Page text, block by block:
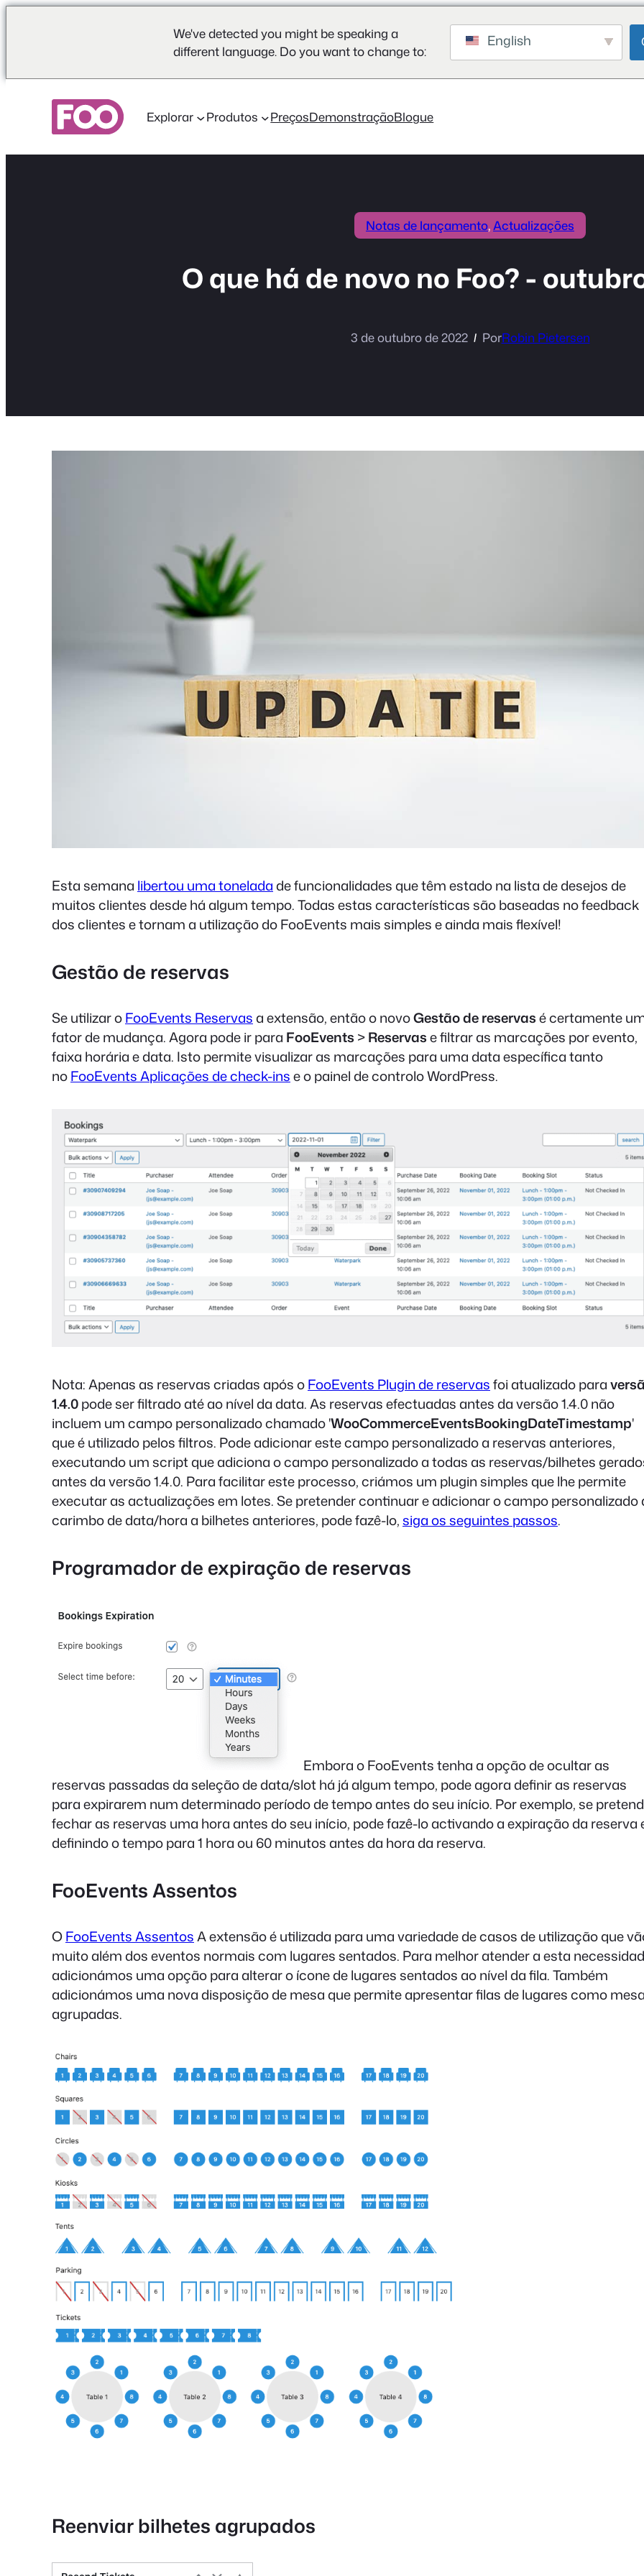
We've detected you might be speaking a
different language. Do you want to change to:
English
Explorar Produtos PreçosDemonstraçãoBlogue
Notas de lançamento, Actualizações
O que há de novo no Foo? -
3 de outubro de 2022 PorRobin Pietersen
Esta semana libertou uma toneladade funcionalidades que têm estado na lista de desejos de
muitos clientes desde há algum tempo. Todas estas características são baseadas no feedback
dos clientes e tornam a utilização do FooEvents mais simples e ainda mais flexível!
Gestão de reservas
Se utilizar oFooEvents Reservasa extensão, então o novoGestão de reservasé certamente
fator de mudança. Agora pode ir para FooEvents >Reservase filtrar as marcações por evento,
faixa horária e data. Isto permite visualizar as marcações para uma data específica tanto
noFooEvents Aplicações de check-inse o painel de controlo WordPress.
Nota: Apenas as reservas criadas após oFooEvents Plugin de reservasfoi atualizado para
1.4.0pode ser filtrado até ao nível da data. As reservas efectuadas antes da versão 1.4.0 não
incluem um campo personalizado chamado 'WooCommerceEventsBookingDateTimestamp'
que é utilizado pelos filtros. Pode adicionar este campo personalizado a reservas anteriores,
executando um script que adiciona o campo personalizado a todas as reservas/bilhetes
antes da versão 1.4.0. Para facilitar este processo, criámos um plugin simples que lhe permite
executar as actualizações em lotes. Se pretender continuar e adicionar o campo personalizado
carimbo de data/hora a bilhetes anteriores, pode fazê-lo,siga os seguintes passos.
Programador de expiração de reservas
Embora o FooEvents tenha a opção de ocultar as
reservas passadas da seleção de data/slot há já algum tempo, pode agora definir as reservas
para expirarem num determinado período de tempo antes do seu início. Por exemplo, se
fechar as reservas uma hora antes do seu início, pode fazê-lo activando a expiração da reserva
definindo o tempo para 1 hora ou 60 minutos antes da hora da reserva.
FooEvents Assentos
OFooEvents AssentosA extensão é utilizada para uma variedade de casos de utilização que
muito além dos eventos normais com lugares sentados. Para melhor atender a esta
adicionámos uma opção para alterar o ícone de lugares sentados ao nível da fila. Também
adicionámos uma nova disposição de mesa que permite apresentar filas de lugares como
agrupadas.
Reenviar bilhetes agrupados